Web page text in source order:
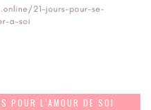
POUR L’AMOUR DE SOI